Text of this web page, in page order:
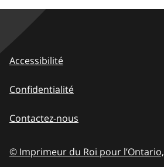
Accessibilité
Confidentialité
Contactez-nous
© Imprimeur du Roi pour l’Ontario,